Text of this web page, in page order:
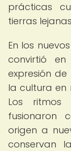
prácticas
tierras
En los
convirtió
expresión
la cultura en
Los ritmos
fusionaron
origen a
conservan